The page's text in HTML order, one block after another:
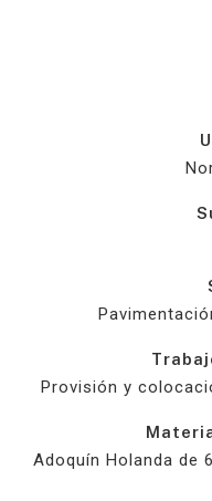
Provisión y
Adoquín Holanda de